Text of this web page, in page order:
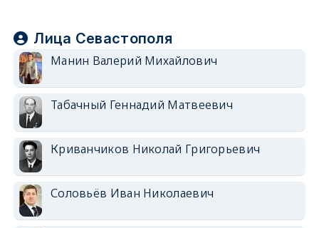
Лица Севастополя
Манин Валерий Михайлович
Табачный Геннадий Матвеевич
Криванчиков Николай Григорьевич
Соловьёв Иван Николаевич